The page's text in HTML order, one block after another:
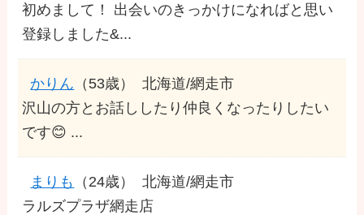
初めまして！ 出会いのきっかけになればと思い
登録しました&...
かりん （53歳）
北海道/網走市
沢山の方とお話ししたり仲良くなったりしたい
です😊 ...
まりも （24歳）
北海道/網走市
ラルズプラザ網走店